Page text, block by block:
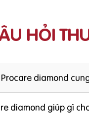
HỎI
Procare diamond
diamond giúp gì